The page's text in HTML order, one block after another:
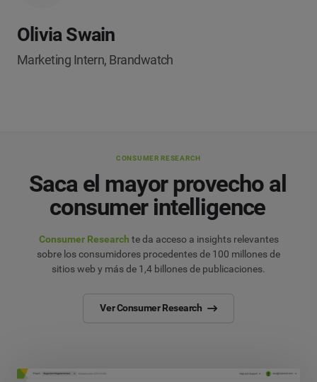
Olivia Swain
Marketing Intern, Brandwatch
CONSUMER RESEARCH
Saca el mayor provecho al
consumer intelligence
Consumer Research te da acceso a insights relevantes
sobre los consumidores procedentes de 100 millones de
sitios web y más de 1,4 billones de publicaciones.
Ver Consumer Research